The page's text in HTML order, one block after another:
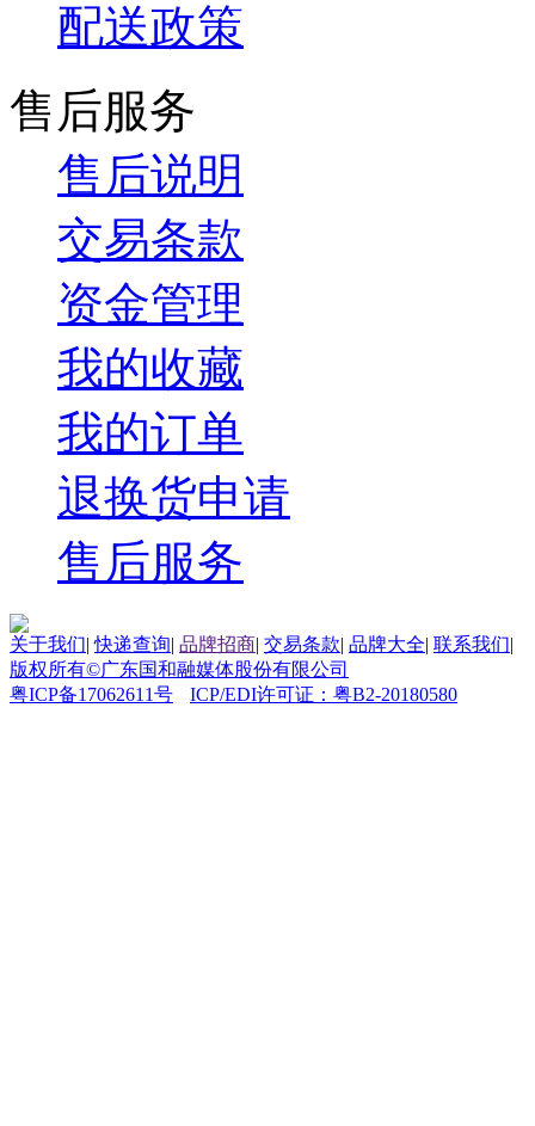
配送政策
售后服务
售后说明
交易条款
资金管理
我的收藏
我的订单
退换货申请
售后服务
关于我们|快递查询| 品牌招商| 交易条款| 品牌大全| 联系我们|
版权所有©广东国和融媒体股份有限公司
粤ICP备17062611号
ICP/EDI许可证：粤B2-20180580